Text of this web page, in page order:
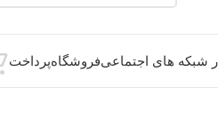
شبکه های اجتماعیفروشگاهپرداخت